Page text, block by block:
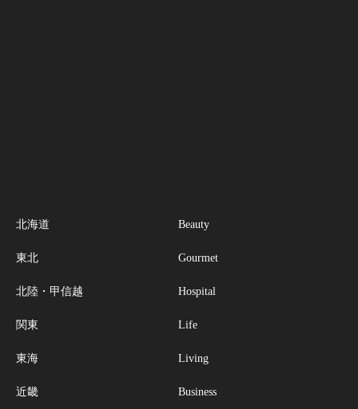
北海道
東北
北陸・甲信越
関東
東海
近畿
Beauty
Gourmet
Hospital
Life
Living
Business